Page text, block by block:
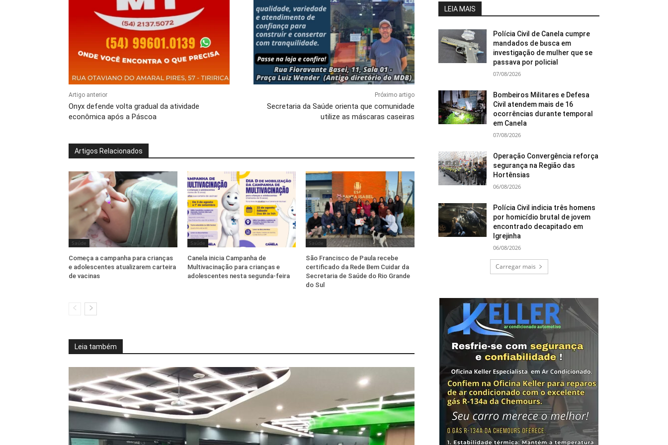
Artigo anterior
Onyx defende volta gradual da atividade
econômica após a Páscoa
Próximo artigo
Secretaria da Saúde orienta que comunidade
utilize as máscaras caseiras
Artigos Relacionados
Saúde
Começa a campanha para crianças
e adolescentes atualizarem carteira
de vacinas
Saúde
Canela inicia Campanha de
Multivacinação para crianças e
adolescentes nesta segunda-feira
Saúde
São Francisco de Paula recebe
certificado da Rede Bem Cuidar da
Secretaria de Saúde do Rio Grande
do Sul
Leia também
LEIA MAIS
Polícia Civil de Canela cumpre
mandados de busca em
investigação de mulher que se
passava por policial
07/08/2026
Bombeiros Militares e Defesa
Civil atendem mais de 16
ocorrências durante temporal
em Canela
07/08/2026
Operação Convergência reforça
segurança na Região das
Hortênsias
06/08/2026
Polícia Civil indicia três homens
por homicídio brutal de jovem
encontrado decapitado em
Igrejinha
06/08/2026
Carregar mais